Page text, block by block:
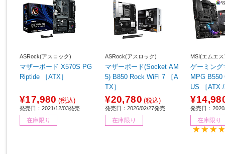
ASRock(アスロック)
マザーボード X570S PG
Riptide ［ATX］
¥17,980 (税込)
発売日：2021/12/03発売
在庫限り
ASRock(アスロック)
マザーボード(Socket AM
5) B850 Rock WiFi 7 ［A
TX］
¥20,780 (税込)
発売日：2026/02/27発売
在庫限り
MSI(エムエ
ゲーミン
MPG B550
US ［ATX /Socket AM
4］
発売日：
在庫限り